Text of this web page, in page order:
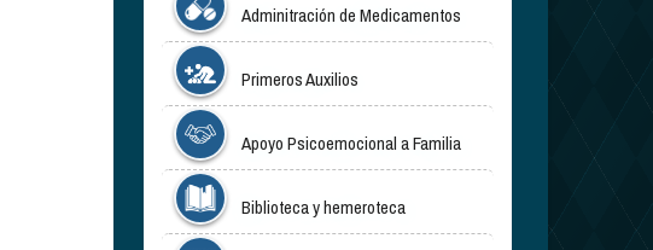
Adminitración de Medicamentos
Primeros Auxilios
Apoyo Psicoemocional a Familia
Biblioteca y hemeroteca